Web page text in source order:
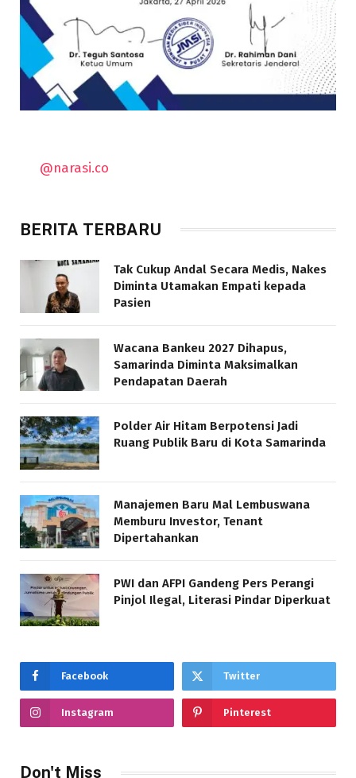
@narasi.co
BERITA TERBARU
Tak Cukup Andal Secara Medis, Nakes
Diminta Utamakan Empati kepada
Pasien
Wacana Bankeu 2027 Dihapus,
Samarinda Diminta Maksimalkan
Pendapatan Daerah
Polder Air Hitam Berpotensi Jadi
Ruang Publik Baru di Kota Samarinda
Manajemen Baru Mal Lembuswana
Memburu Investor, Tenant
Dipertahankan
PWI dan AFPI Gandeng Pers Perangi
Pinjol Ilegal, Literasi Pindar Diperkuat
Facebook Twitter
Instagram Pinterest
Don't Miss